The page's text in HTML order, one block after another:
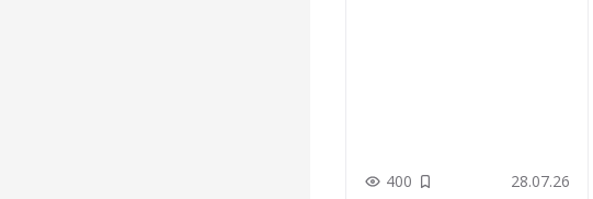
400 Добавить в закладки
28.07.26